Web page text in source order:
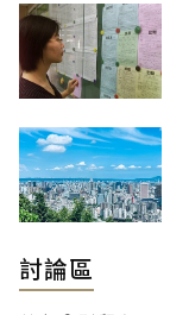
討論區